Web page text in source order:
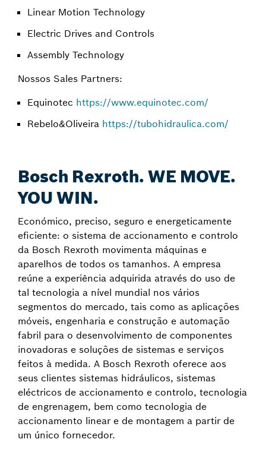
Linear Motion Technology
Electric Drives and Controls
Assembly Technology
Nossos Sales Partners:
Equinotec https://www.equinotec.com/
Rebelo&Oliveira https://tubohidraulica.com/
Bosch Rexroth. WE MOVE.
YOU WIN.
Económico, preciso, seguro e energeticamente
eficiente: o sistema de accionamento e controlo
da Bosch Rexroth movimenta máquinas e
aparelhos de todos os tamanhos. A empresa
reúne a experiência adquirida através do uso de
tal tecnologia a nível mundial nos vários
segmentos do mercado, tais como as aplicações
móveis, engenharia e construção e automação
fabril para o desenvolvimento de componentes
inovadoras e soluções de sistemas e serviços
feitos à medida. A Bosch Rexroth oferece aos
seus clientes sistemas hidráulicos, sistemas
eléctricos de accionamento e controlo, tecnologia
de engrenagem, bem como tecnologia de
accionamento linear e de montagem a partir de
um único fornecedor.